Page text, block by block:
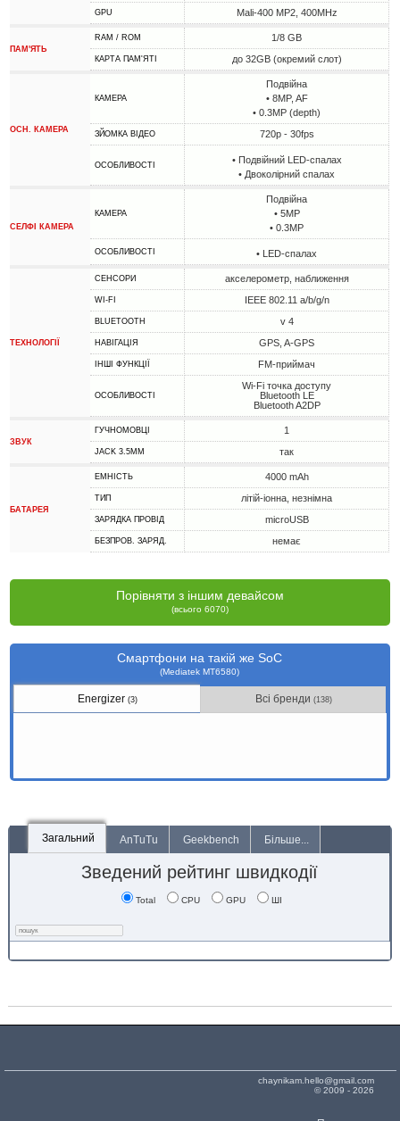
GPU Mali-400 MP2, 400MHz
ПАМ'ЯТЬ
RAM / ROM 1/8 GB
КАРТА ПАМ'ЯТІ до 32GB (окремий слот)
ОСН. КАМЕРА
КАМЕРА
Подвійна
• 8MP, AF
• 0.3MP (depth)
ЗЙОМКА ВІДЕО 720p - 30fps
ОСОБЛИВОСТІ
• Подвійний LED-спалах
• Двоколірний спалах
СЕЛФІ КАМЕРА
КАМЕРА
Подвійна
• 5MP
• 0.3MP
ОСОБЛИВОСТІ • LED-спалах
ТЕХНОЛОГІЇ
СЕНСОРИ акселерометр, наближення
WI-FI IEEE 802.11 a/b/g/n
BLUETOOTH v 4
НАВІГАЦІЯ GPS, A-GPS
ІНШІ ФУНКЦІЇ FM-приймач
ОСОБЛИВОСТІ
Wi-Fi точка доступу
Bluetooth LE
Bluetooth A2DP
ЗВУК
ГУЧНОМОВЦІ 1
JACK 3.5MM так
БАТАРЕЯ
ЕМНІСТЬ 4000 mAh
ТИП літій-іонна, незнімна
ЗАРЯДКА ПРОВІД microUSB
БЕЗПРОВ. ЗАРЯД. немає
Порівняти з іншим девайсом
(всього 6070)
Смартфони на такій же SoC
(Mediatek MT6580)
Energizer (3) Всі бренди (138)
Загальний AnTuTu Geekbench Більше...
Зведений рейтинг швидкодії
Total CPU GPU ШІ
chaynikam.hello@gmail.com
© 2009 - 2026